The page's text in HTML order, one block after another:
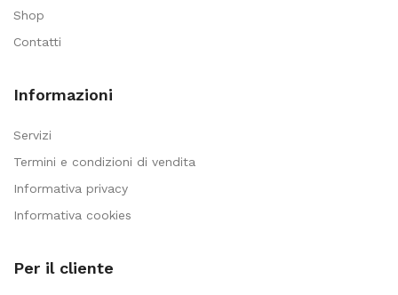
Shop
Contatti
Informazioni
Servizi
Termini e condizioni di vendita
Informativa privacy
Informativa cookies
Per il cliente